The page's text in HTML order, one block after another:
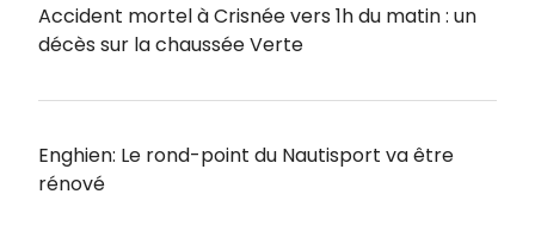
Accident mortel à Crisnée vers 1h du matin : un
décès sur la chaussée Verte
Enghien: Le rond-point du Nautisport va être
rénové